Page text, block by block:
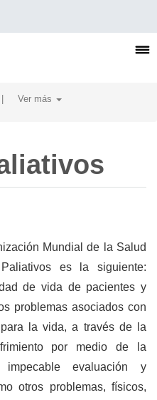
| Ver más
Mundial de la Salud
Paliativos es la siguiente:
de vida de pacientes y
problemas asociados con
la vida, a través de la
por medio de la
evaluación y
otros problemas, físicos,